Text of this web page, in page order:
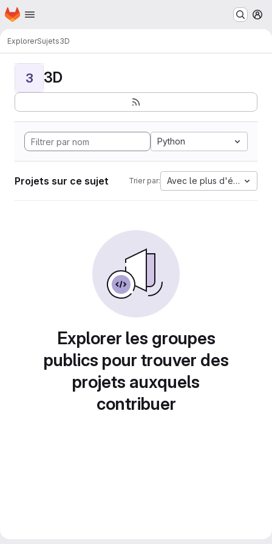
Passer au contenu principal
Page d'accueil
ExplorerSujets3D
3 3D
Python
Projets sur ce sujet Trier par: Avec le plus d'étoiles
Explorer les groupes
publics pour trouver des
projets auxquels
contribuer